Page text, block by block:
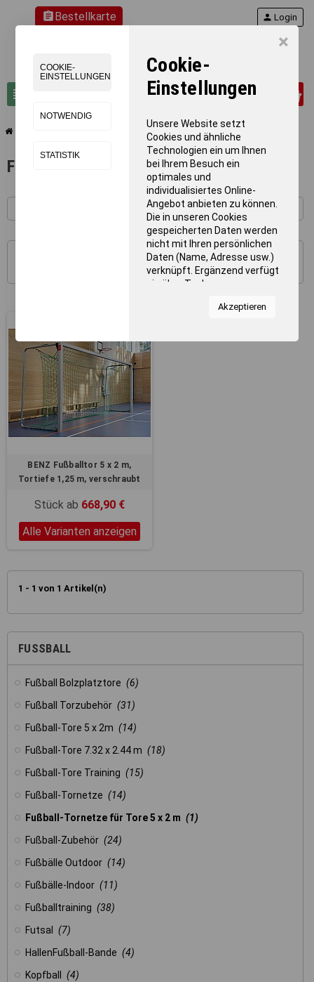
×
COOKIE-
EINSTELLUNGEN
NOTWENDIG
STATISTIK
Cookie-
Einstellungen
Unsere Website setzt
Cookies und ähnliche
Technologien ein um Ihnen
bei Ihrem Besuch ein
optimales und
individualisiertes Online-
Angebot anbieten zu können.
Die in unseren Cookies
gespeicherten Daten werden
nicht mit Ihren persönlichen
Daten (Name, Adresse usw.)
verknüpft. Ergänzend verfügt
sie über Tools von
Statistiken zur Nutzung
zum Anzeigen relevanter
ähnlichen Technologien zu
den vorgenannten Zwecken
Registerkarten auf der linken
Akzeptieren
assignmentBestellkarte
view_headline search
person Login
Fußball-Tornetze für Tore 5 x 2 m
FUSSBALL
Fußball Bolzplatztore (6)
Fußball Torzubehör (31)
Fußball-Tore 5 x 2m (14)
Fußball-Tore 7.32 x 2.44 m (18)
Fußball-Tore Training (15)
Fußball-Tornetze (14)
Fußball-Tornetze für Tore 5 x 2 m (1)
Fußball-Zubehör (24)
Fußbälle Outdoor (14)
Fußbälle-Indoor (11)
Fußballtraining (38)
Futsal
(7)
HallenFußball-Bande (4)
Kopfball
(4)
Fußball-Tornetze für Tore 5 x 2 m
BENZ Fußballtor 5 x 2 m,
Tortiefe 1,25 m, verschraubt
Stück ab 668,90 €
Alle Varianten anzeigen
1 - 1 von 1 Artikel(n)